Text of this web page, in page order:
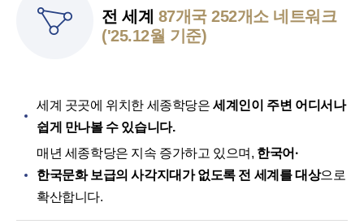
전 세계 87개국 252개소 네트워크
('25.12월 기준)
세계 곳곳에 위치한 세종학당은세계인이 주변 어디서나
쉽게 만나볼 수 있습니다.
매년 세종학당은 지속 증가하고 있으며, 한국어·
한국문화 보급의 사각지대가 없도록 전 세계를 대상으로
확산합니다.